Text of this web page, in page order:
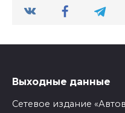
Выходные данные
Сетевое издание